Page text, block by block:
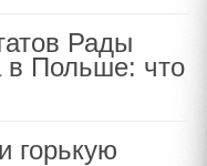
Рады
в Польше: что
горькую